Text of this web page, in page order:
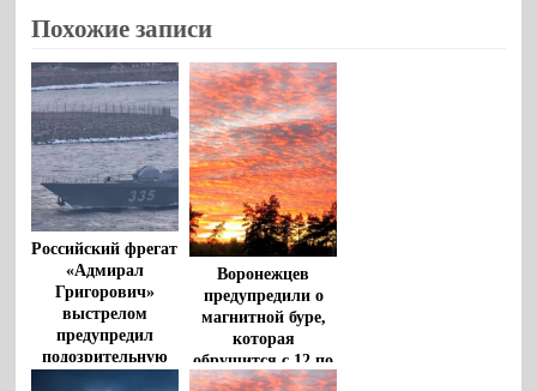
Похожие записи
Российский фрегат
«Адмирал
Григорович»
выстрелом
предупредил
подозрительную
яхту в Ла-Манше
Воронежцев
предупредили о
магнитной буре,
которая
обрушится с 12 по
13 июня